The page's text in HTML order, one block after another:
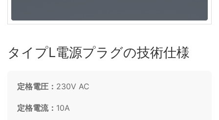
タイプL電源プラグの技術仕様
定格電圧： 230V AC
定格電流： 10A